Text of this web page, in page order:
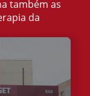
também as
da